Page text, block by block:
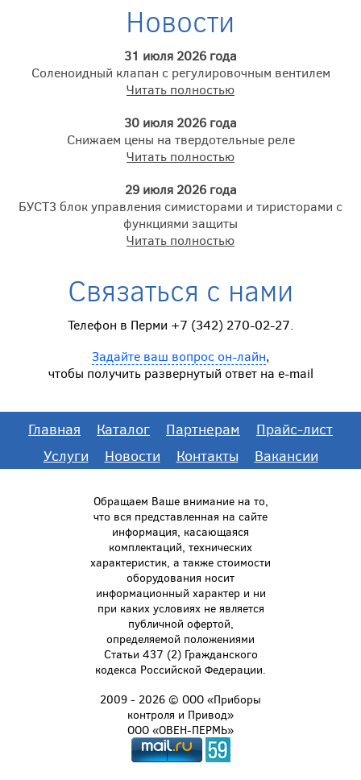
Новости
31 июля 2026 года
Соленоидный клапан с регулировочным вентилем
Читать полностью
30 июля 2026 года
Снижаем цены на твердотельные реле
Читать полностью
29 июля 2026 года
БУСТ3 блок управления симисторами и тиристорами с
функциями защиты
Читать полностью
Связаться с нами
Телефон в Перми +7 (342) 270-02-27.
Задайте ваш вопрос он-лайн,
чтобы получить развернутый ответ на e-mail
Главная Каталог Партнерам
Прайс-лист
Услуги
Новости Контакты Вакансии
Обращаем Ваше внимание на то,
что вся представленная на сайте
информация, касающаяся
комплектаций, технических
характеристик, а также стоимости
оборудования носит
информационный характер и ни
при каких условиях не является
публичной офертой,
определяемой положениями
Статьи 437 (2) Гражданского
кодекса Российской Федерации.
2009 - 2026 © ООО «Приборы
контроля и Привод»
ООО «ОВЕН-ПЕРМЬ»